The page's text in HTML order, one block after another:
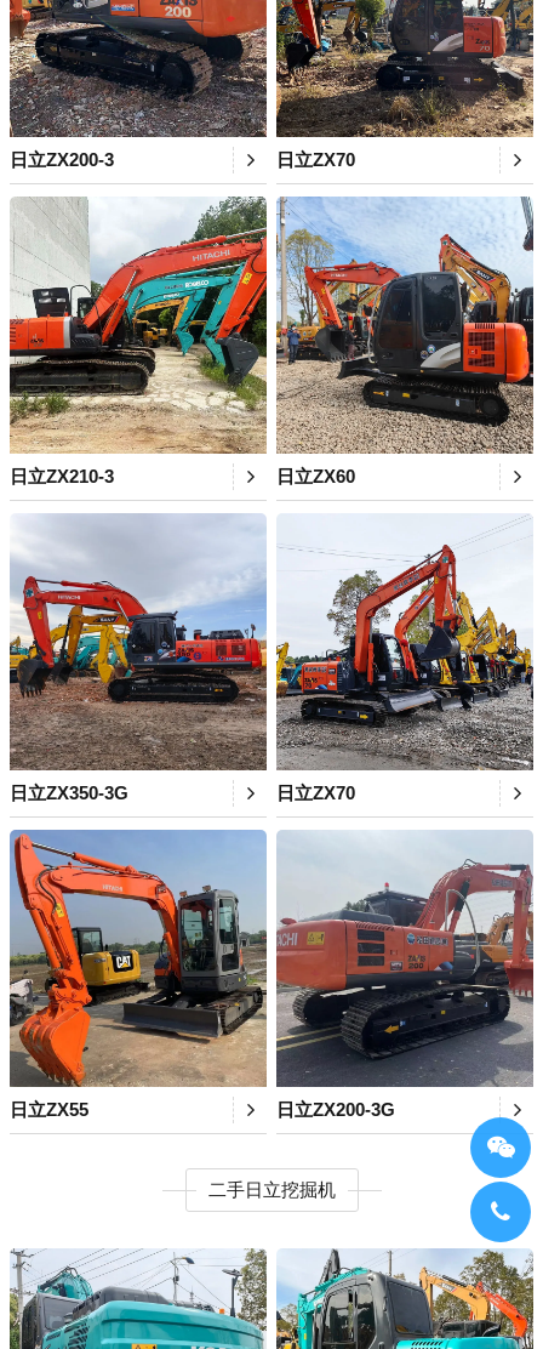
日立ZX200-3 日立ZX70
日立ZX210-3 日立ZX60
日立ZX350-3G 日立ZX70
日立ZX55 日立ZX200-3G
二手日立挖掘机